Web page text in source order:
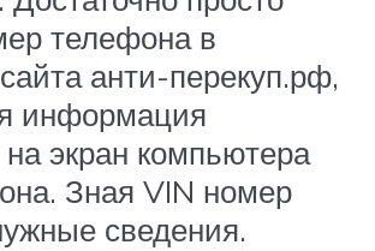
телефона в
анти-перекуп.рф,
информация
экран компьютера
Зная VIN номер
сведения.